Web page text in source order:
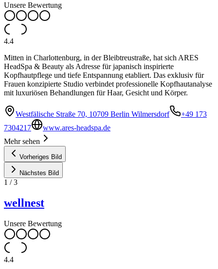
Unsere Bewertung
4.4
Mitten in Charlottenburg, in der Bleibtreustraße, hat sich ARES
HeadSpa & Beauty als Adresse für japanisch inspirierte
Kopfhautpflege und tiefe Entspannung etabliert. Das exklusiv für
Frauen konzipierte Studio verbindet professionelle Kopfhautanalyse
mit luxuriösen Behandlungen für Haar, Gesicht und Körper.
Westfälische Straße 70, 10709 Berlin Wilmersdorf
+49 173
7304217
www.ares-headspa.de
Mehr sehen
Vorheriges Bild
Nächstes Bild
1 /3
wellnest
Unsere Bewertung
4.4